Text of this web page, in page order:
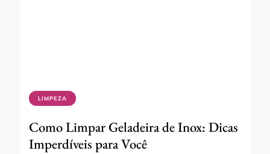
LIMPEZA
Como Limpar Geladeira de Inox: Dicas
Imperdíveis para Você